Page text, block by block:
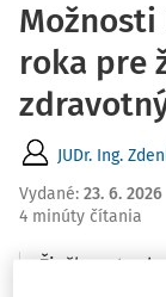
roka pre
JUDr. Ing.
Vydané: 23. 6. 2026
4 minúty čítania
Žiačka